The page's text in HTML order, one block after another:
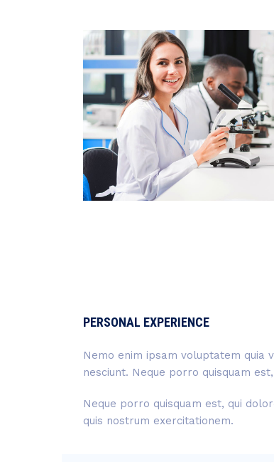
PERSONAL EXPERIENCE
Nemo enim ipsam voluptatem quia
nesciunt. Neque porro quisquam
Neque porro quisquam est, qui
quis nostrum exercitationem.